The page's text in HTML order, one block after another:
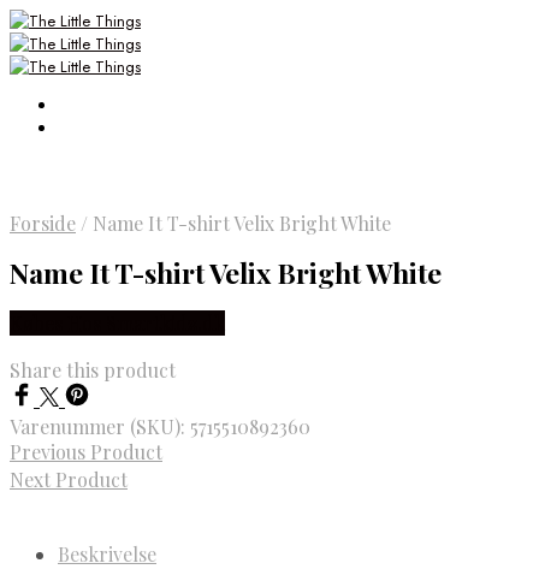
Forside / Name It T-shirt Velix Bright White
Name It T-shirt Velix Bright White
Share this product
Varenummer (SKU): 5715510892360
Previous Product
Next Product
Beskrivelse